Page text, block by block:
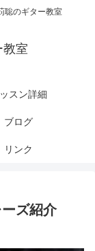
聡のギター教室
室
スン詳細
ブログ
リンク
ズ紹介